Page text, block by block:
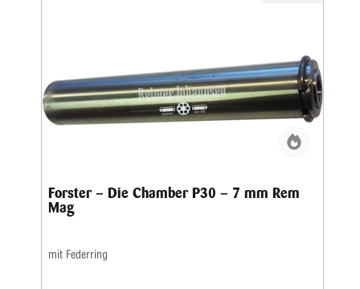
Forster – Die Chamber P30 – 7 mm Rem
Mag
mit Federring